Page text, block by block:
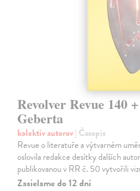
Revolver Revue 140
Geberta
kolektív autorov| Časopis
Revue o literatuře a výtvarném
oslovila redakce desítky dalších
publikovanou v RR č. 50 vytvořili
Zasielame do 12 dní